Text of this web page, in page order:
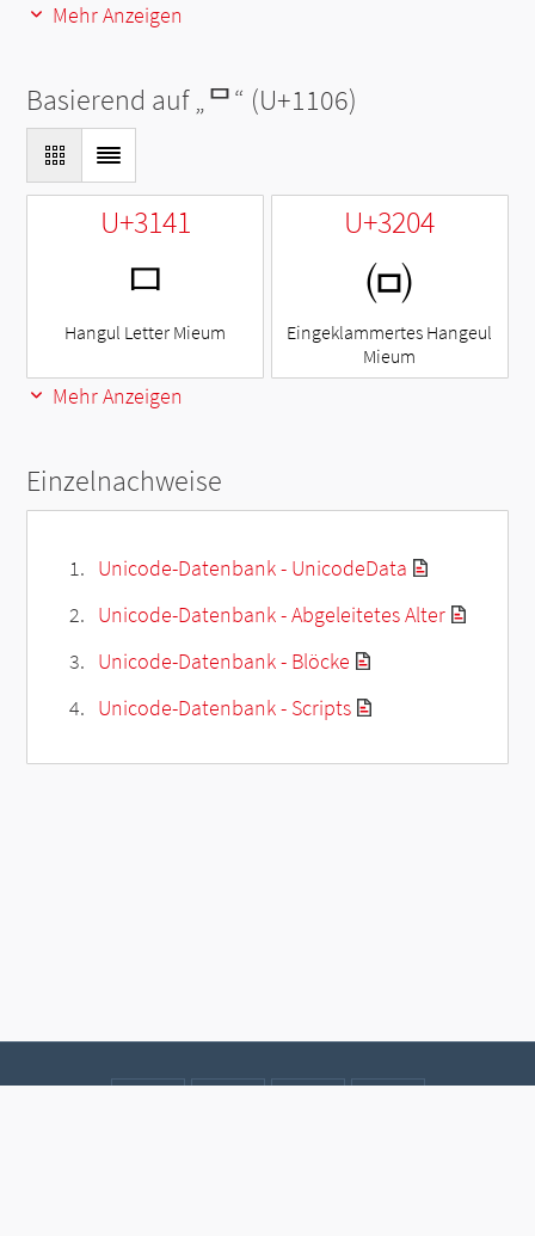
Mehr Anzeigen
Basierend auf „ᄆ“ (U+1106)
U+3141
ㅁ
Hangul Letter Mieum
U+3204
㈄
Eingeklammertes Hangeul
Mieum
Mehr Anzeigen
Einzelnachweise
Unicode-Datenbank - UnicodeData
Unicode-Datenbank - Abgeleitetes Alter
Unicode-Datenbank - Blöcke
Unicode-Datenbank - Scripts